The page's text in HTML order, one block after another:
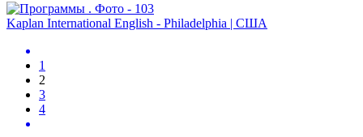
Kaplan International English - Philadelphia | США
1
2
3
4